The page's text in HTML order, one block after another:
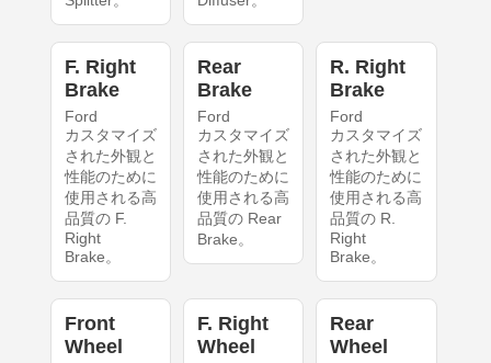
F. Right
Brake
Ford
カスタマイズ
された外観と
性能のために
使用される高
品質の F.
Right
Brake。
Rear
Brake
Ford
カスタマイズ
された外観と
性能のために
使用される高
品質の Rear
Brake。
R. Right
Brake
Ford
カスタマイズ
された外観と
性能のために
使用される高
品質の R.
Right
Brake。
Front
Wheel
F. Right
Wheel
Rear
Wheel